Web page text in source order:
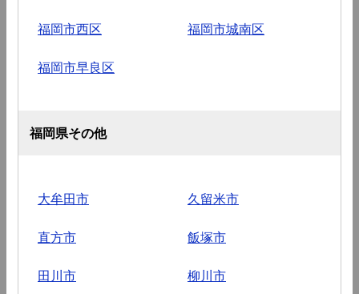
福岡市西区 福岡市城南区
福岡市早良区
福岡県その他
大牟田市 久留米市
直方市 飯塚市
田川市 柳川市